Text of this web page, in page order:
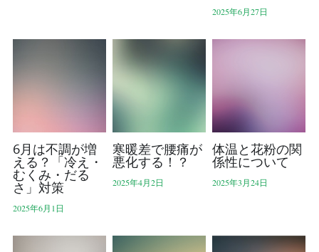
2025年6月27日
6月は不調が増
える？「冷え・
むくみ・だる
さ」対策
2025年6月1日
寒暖差で腰痛が
悪化する！？
2025年4月2日
体温と花粉の関
係性について
2025年3月24日